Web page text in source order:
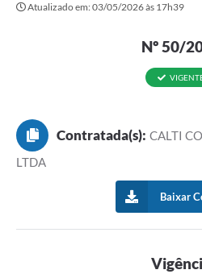
Vagas PAT
Perguntas e Respostas Frequentes
Compra Direta
Empreendedor
Pesquisa Dificuldades no
Incentivos Fiscais
Plano Municipal de Retomada das
Atualizado em: 03/05/2026 às 17h39
Nº 50/
Contratada(s): CALTI
LTDA
Baixar